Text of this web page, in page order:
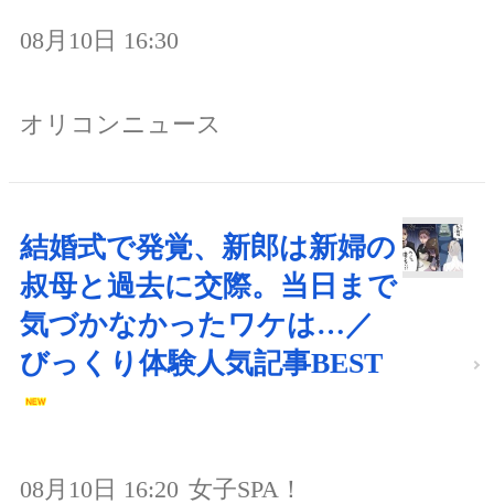
08月10日 16:30
オリコンニュース
結婚式で発覚、新郎は新婦の
叔母と過去に交際。当日まで
気づかなかったワケは…／
びっくり体験人気記事BEST
08月10日 16:20 女子SPA！